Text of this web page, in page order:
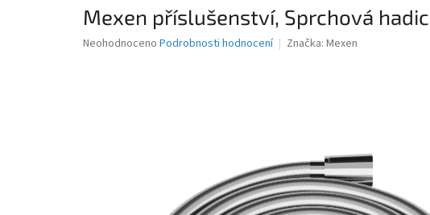
Mexen příslušenství, Sprchová
Průměrné
Neohodnoceno Podrobnosti hodnocení Značka: Mexen